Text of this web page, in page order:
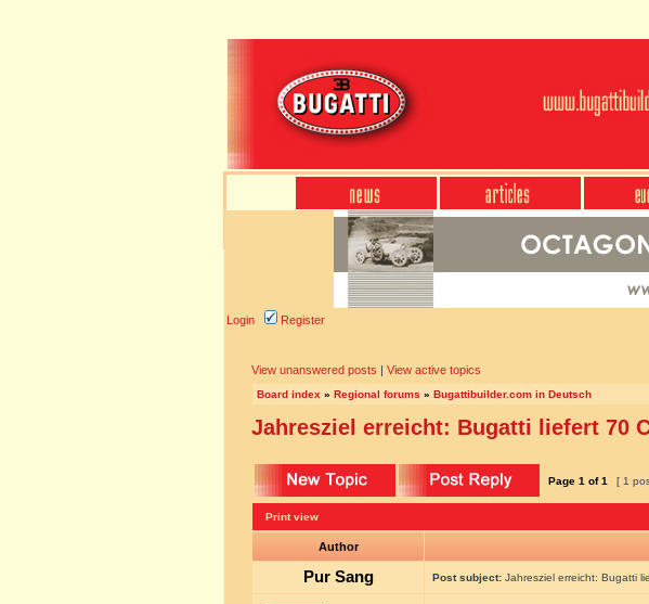
Login Register
View unanswered posts | View active topics
Board index » Regional forums » Bugattibuilder.com in Deutsch
Jahresziel erreicht: Bugatti liefert 70
Page 1 of1 [ 1
Print view
Author
Pur Sang Post subject: Jahresziel erreicht: Bugatti